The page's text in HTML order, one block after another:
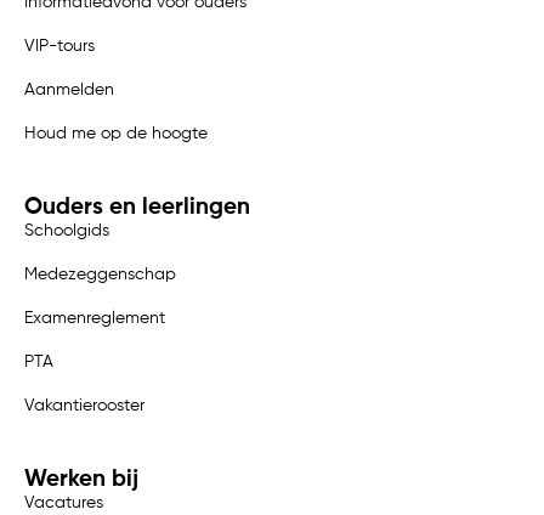
VIP-tours
Aanmelden
Houd me op de hoogte
Ouders en leerlingen
Schoolgids
Medezeggenschap
Examenreglement
PTA
Vakantierooster
Werken bij
Vacatures